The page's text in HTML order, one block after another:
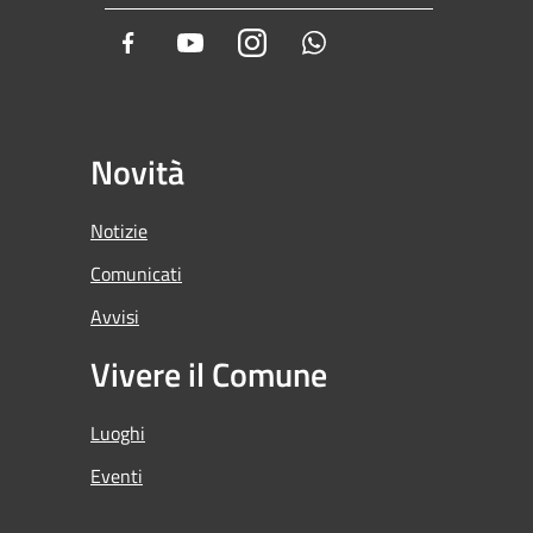
Facebook YoutubeInstagram
Novità
Notizie
Comunicati
Avvisi
Vivere il Comune
Luoghi
Eventi